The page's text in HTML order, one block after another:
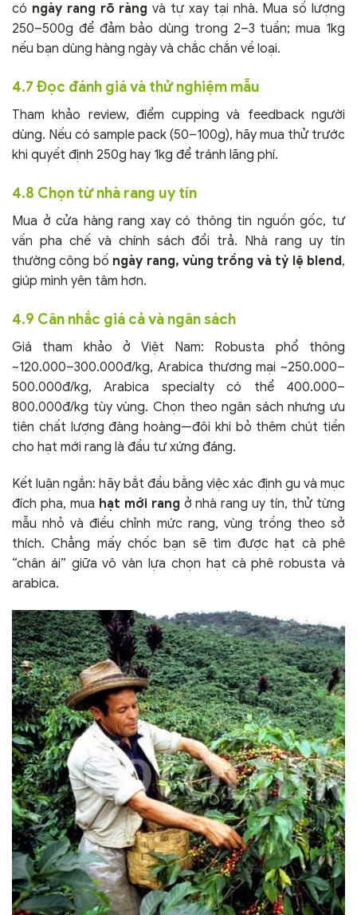
có ngày rang rõ ràng và tự xay tại nhà. Mua số lượng
250–500g để đảm bảo dùng trong 2–3 tuần; mua 1kg
nếu bạn dùng hàng ngày và chắc chắn về loại.
4.7 Đọc đánh giá và thử nghiệm mẫu
Tham khảo review, điểm cupping và feedback người
dùng. Nếu có sample pack (50–100g), hãy mua thử trước
khi quyết định 250g hay 1kg để tránh lãng phí.
4.8 Chọn từ nhà rang uy tín
Mua ở cửa hàng rang xay có thông tin nguồn gốc, tư
vấn pha chế và chính sách đổi trả. Nhà rang uy tín
thường công bố ngày rang, vùng trồng và tỷ lệ blend,
giúp mình yên tâm hơn.
4.9 Cân nhắc giá cả và ngân sách
Giá tham khảo ở Việt Nam: Robusta phổ thông
~120.000–300.000đ/kg, Arabica thương mại ~250.000–
500.000đ/kg, Arabica specialty có thể 400.000–
800.000đ/kg tùy vùng. Chọn theo ngân sách nhưng ưu
tiên chất lượng đàng hoàng—đôi khi bỏ thêm chút tiền
cho hạt mới rang là đầu tư xứng đáng.
Kết luận ngắn: hãy bắt đầu bằng việc xác định gu và mục
đích pha, mua hạt mới rang ở nhà rang uy tín, thử từng
mẫu nhỏ và điều chỉnh mức rang, vùng trồng theo sở
thích. Chẳng mấy chốc bạn sẽ tìm được hạt cà phê
“chân ái” giữa vô vàn lựa chọn hạt cà phê robusta và
arabica.